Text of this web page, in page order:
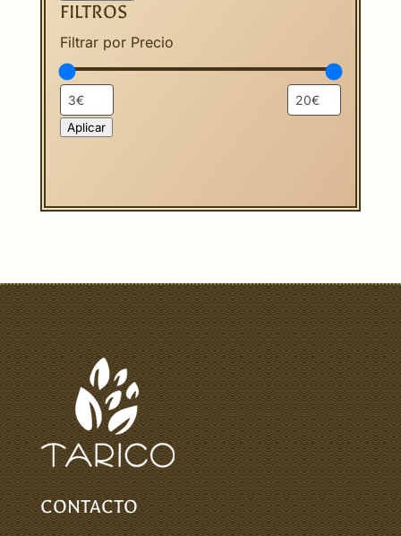
FILTROS
Filtrar por Precio
Aplicar
CONTACTO